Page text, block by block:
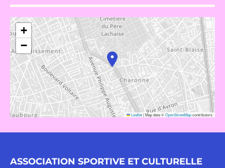
+
−
Leaflet|Map data ©OpenStreetMapcontributors
ASSOCIATION SPORTIVE ET CULTURELLE